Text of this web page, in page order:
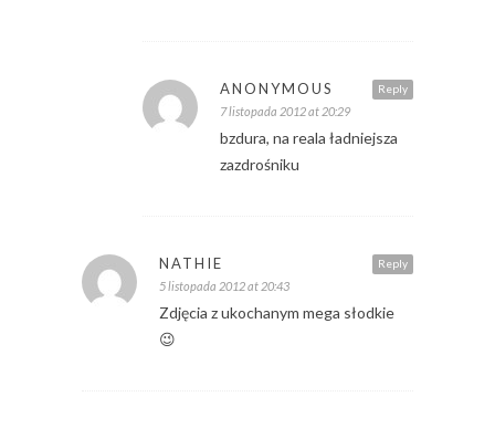
Reply
ANONYMOUS
7 listopada 2012 at 20:29
bzdura, na reala ładniejsza
zazdrośniku
Reply
NATHIE
5 listopada 2012 at 20:43
Zdjęcia z ukochanym mega słodkie
😉